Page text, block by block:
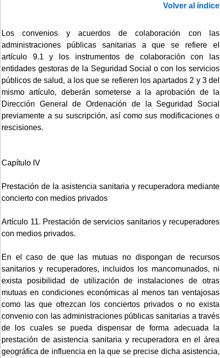
Volver al índice
Los convenios y acuerdos de colaboración con las
administraciones públicas sanitarias a que se refiere el
artículo 9.1 y los instrumentos de colaboración con las
entidades gestoras de la Seguridad Social o con los servicios
públicos de salud, a los que se refieren los apartados 2 y 3 del
mismo artículo, deberán someterse a la aprobación de la
Dirección General de Ordenación de la Seguridad Social
previamente a su suscripción, así como sus modificaciones o
rescisiones.
Capítulo IV
Prestación de la asistencia sanitaria y recuperadora mediante
concierto con medios privados
Artículo 11. Prestación de servicios sanitarios y recuperadores
con medios privados.
En el caso de que las mutuas no dispongan de recursos
sanitarios y recuperadores, incluidos los mancomunados, ni
exista posibilidad de utilización de instalaciones de otras
mutuas en condiciones económicas al menos tan ventajosas
como las que ofrezcan los conciertos privados o no exista
convenio con las administraciones públicas sanitarias a través
de los cuales se pueda dispensar de forma adecuada la
prestación de asistencia sanitaria y recuperadora en el área
geográfica de influencia en la que se precise dicha asistencia,